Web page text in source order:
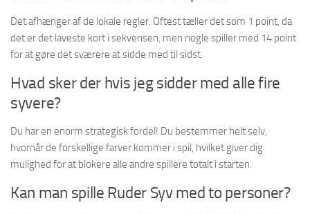
Det afhænger af de lokale regler. Oftest tæller det som 1 point, da
det er det laveste kort i sekvensen, men nogle spiller med 14 point
for at gøre det sværere at sidde med til sidst.
Hvad sker der hvis jeg sidder med alle fire
syvere?
Du har en enorm strategisk fordel! Du bestemmer helt selv,
hvornår de forskellige farver kommer i spil, hvilket giver dig
mulighed for at blokere alle andre spillere totalt i starten.
Kan man spille Ruder Syv med to personer?